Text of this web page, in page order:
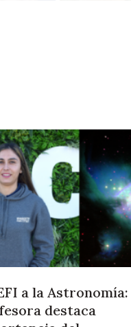
a la Astronomía:
destaca